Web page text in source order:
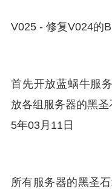
V025 - 修复V024的
首先开放蓝蜗牛服
放各组服务器的黑
5年03月11日
所有服务器的黑圣